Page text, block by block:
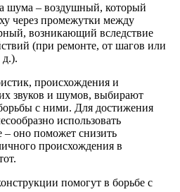
шума – воздушный, который
через промежутки между
возникающий вследствие
(при ремонте, от шагов или
д.).
происхождения и
звуков и шумов, выбирают
с ними. Для достижения
использовать
оно поможет снизить
происхождения в